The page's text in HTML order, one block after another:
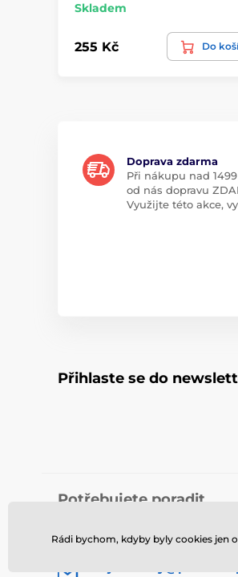
Skladem
255 Kč Do
Doprava zdarma
Při nákupu nad
od nás dopravu
Využijte této akce,
Přihlaste se do
Potřebujete poradit
+420 731 315 486 offline
Rádi bychom, kdyby byly cookies jen